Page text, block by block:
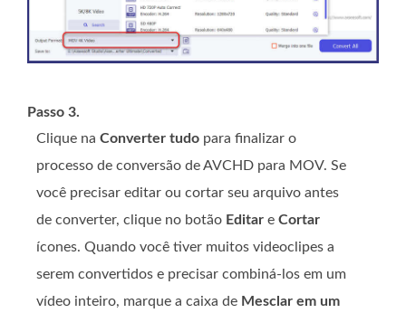
Passo 3.
Clique na Converter tudo para finalizar o
processo de conversão de AVCHD para MOV. Se
você precisar editar ou cortar seu arquivo antes
de converter, clique no botão Editar e Cortar
ícones. Quando você tiver muitos videoclipes a
serem convertidos e precisar combiná-los em um
vídeo inteiro, marque a caixa de Mesclar em um